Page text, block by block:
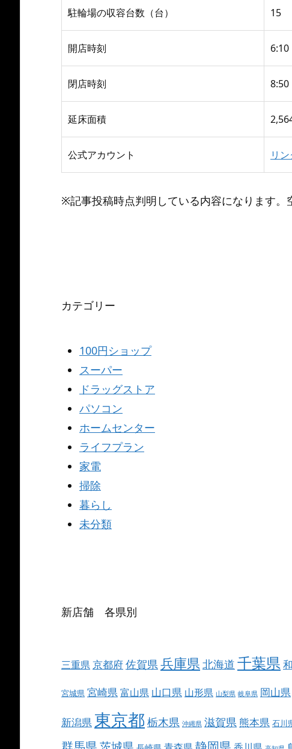
駐輪場の収容台数（台） 15
開店時刻 6:10
閉店時刻 8:50
延床面積
公式アカウント リ
※記事投稿時点判明している内容になります。
カテゴリー
100円ショップ
スーパー
ドラッグストア
パソコン
ホームセンター
ライフプラン
家電
掃除
暮らし
未分類
新店舗 各県別
三重県京都府佐賀県 兵庫県北海道 千葉県
宮城県 宮崎県 富山県 山口県 山形県 山梨県 岐阜県 岡山県
新潟県 東京都 栃木県 沖縄県 滋賀県 熊本県 石川